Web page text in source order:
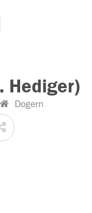
Hediger)
Dogern